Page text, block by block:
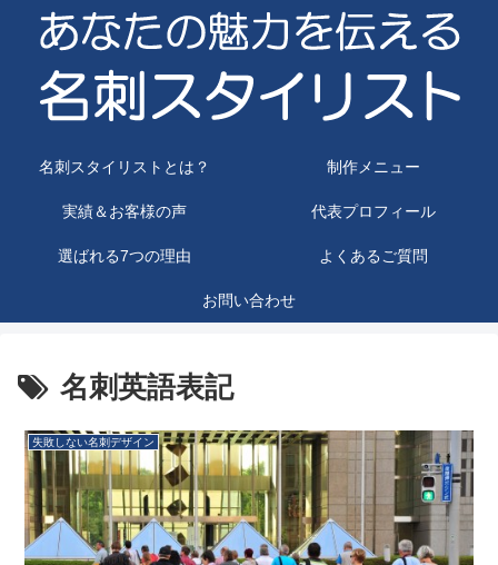
名刺スタイリストとは？ 制作メニュー
実績＆お客様の声 代表プロフィール
選ばれる7つの理由 よくあるご質問
お問い合わせ
名刺英語表記
失敗しない名刺デザイン